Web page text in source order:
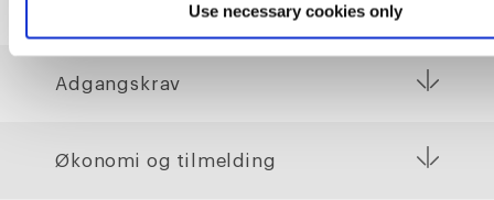
Use necessary cookies only
Adgangskrav
Økonomi og tilmelding